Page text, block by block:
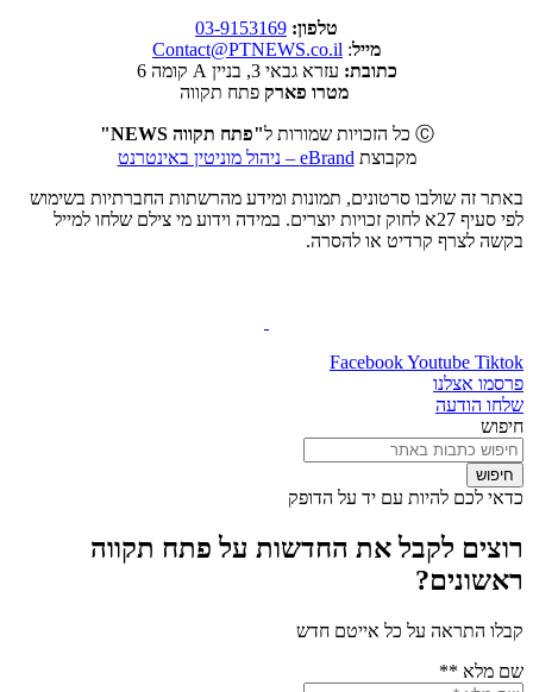
טלפון: 03-9153169
מייל:
Contact@PTNEWS.co.il
כתובת: עזרא גבאי 3, בניין A קומה 6
מטרו פארק פתח תקווה
Ⓒ כל הזכויות שמורות ל
"פתח תקווה NEWS"
מקבוצת eBrand – ניהול מוניטין באינטרנט
באתר זה שולבו סרטונים, תמונות ומידע מהרשתות החברתיות בשימוש
לפי סעיף 27א לחוק זכויות יוצרים. במידה וידוע מי צילם שלחו למייל
בקשה לצרף קרדיט או להסרה.
FacebookYoutube Tiktok
פרסמו אצלנו
שלחו הודעה
חיפוש
חיפוש
כדאי לכם להיות עם יד על הדופק
רוצים לקבל את החדשות על פתח תקווה
ראשונים?
קבלו התראה על כל אייטם חדש
שם מלא **